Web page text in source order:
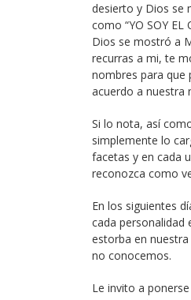
desierto y Dios se
como “YO SOY
Dios se mostró a
recurras a mi, te
nombres para que
acuerdo a nuestra
Si lo nota, así
simplemente lo
facetas y en cada
reconozca como
En los siguientes
cada personalidad
estorba en
no conocemos.
Le invito a